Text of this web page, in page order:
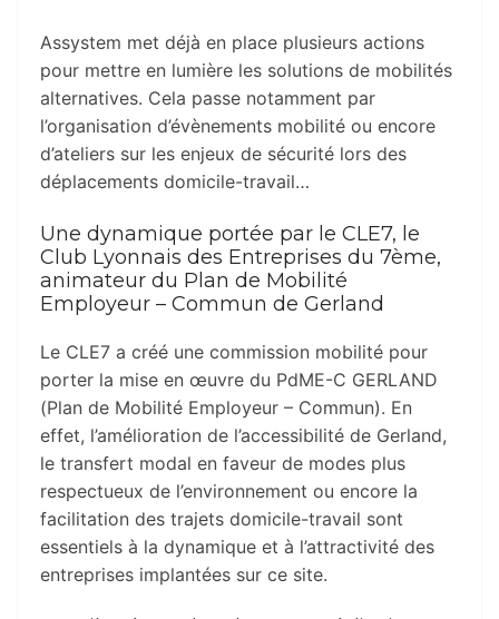
Assystem met déjà en place plusieurs actions
pour mettre en lumière les solutions de mobilités
alternatives. Cela passe notamment par
l’organisation d’évènements mobilité ou encore
d’ateliers sur les enjeux de sécurité lors des
déplacements domicile-travail…
Une dynamique portée par le CLE7, le
Club Lyonnais des Entreprises du 7ème,
animateur du Plan de Mobilité
Employeur – Commun de Gerland
Le CLE7 a créé une commission mobilité pour
porter la mise en œuvre du PdME-C GERLAND
(Plan de Mobilité Employeur – Commun). En
effet, l’amélioration de l’accessibilité de Gerland,
le transfert modal en faveur de modes plus
respectueux de l’environnement ou encore la
facilitation des trajets domicile-travail sont
essentiels à la dynamique et à l’attractivité des
entreprises implantées sur ce site.